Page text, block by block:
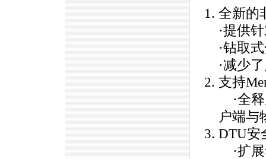
全新的
·提供
·钻取
·减少
支持
·全释
户端与
DTU安
·扩展